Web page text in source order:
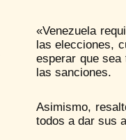
«Venezuela
las elecciones,
esperar que
las sanciones.
Asimismo,
todos a dar sus